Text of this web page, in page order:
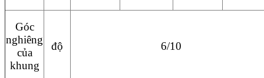
Góc
nghiêng
của
khung
độ 6/10